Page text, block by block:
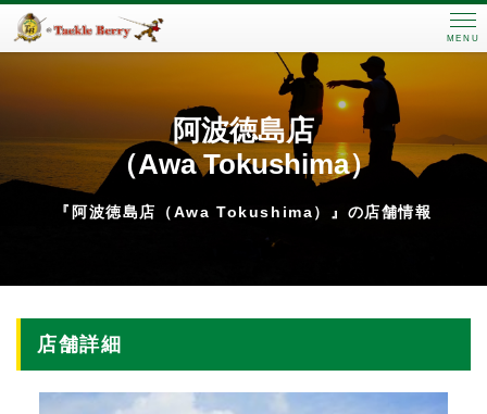
MENU
阿波徳島店
（Awa Tokushima）
『阿波徳島店（Awa Tokushima）』の店舗情報
店舗詳細